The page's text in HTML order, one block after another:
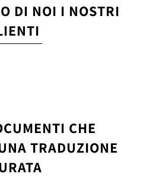
DI NOI I NOSTRI
CHE
TRADUZIONE